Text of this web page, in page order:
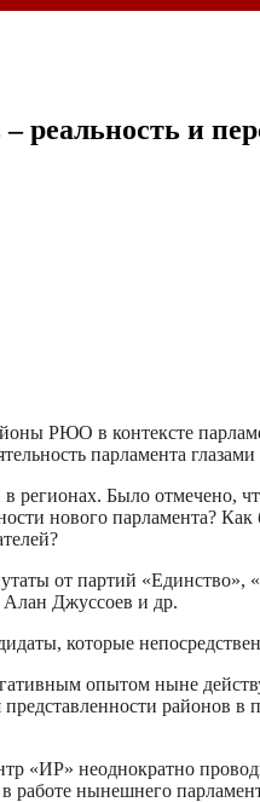
реальность и
РЮО в контексте
парламента
регионах. Было отмечено,
нового парламента?
от партий
Джуссоев и др.
которые
опытом ныне
районов
«ИР» неоднократно
работе нынешнего